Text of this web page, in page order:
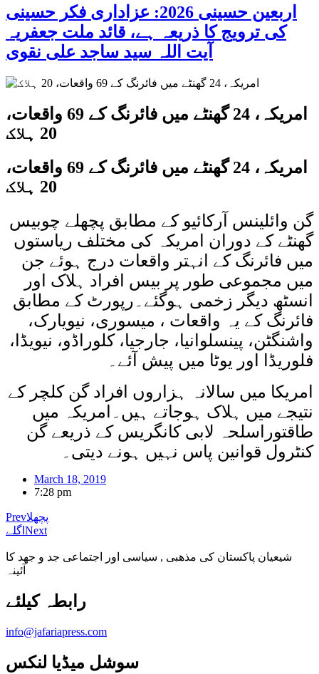
اربعین حسینی 2026: عزاداری فکر حسینی
کی ترویج کا ذریعہ ہے، قائد ملت جعفریہ
آیت اللہ سید ساجد علی نقوی
امریکہ، 24 گھنٹے میں فائرنگ کے 69 واقعات،
20 ہلاک
امریکہ، 24 گھنٹے میں فائرنگ کے 69 واقعات،
20 ہلاک
گن وائلینس آرکائیو کے مطابق پچھلے چوبیس
گھنٹے کے دوران امریکہ کی مختلف ریاستوں
میں فائرنگ کے انہتر واقعات درج ہوئے جن
میں مجموعی طور پر بیس افراد ہلاک اور
انسٹھ دیگر زخمی ہوگئے۔رپورٹ کے مطابق
فائرنگ کے یہ واقعات ، میسوری، نیویارک،
واشنگٹن، پینسلوانیا، جارجیا، کلوراڈو، نیویڈا،
فلوریڈا اور یوٹا میں پیش آئے۔
امریکا میں سالانہ ہزاروں افراد گن کلچر کے
نتیجے میں ہلاک ہوجاتے ہیں۔امریکہ میں
طاقتوراسلحہ لابی کانگریس کے ذریعے گن
کنٹرول قوانین پاس نہیں ہونے دیتی۔
March 18, 2019
7:28 pm
Prevپچھلا
اگلے Next
شیعیان پاکستان کی مذهبی , سیاسی اور اجتماعی جد و جهد کا
آئینہ
info@jafariapress.com​
سوشل میڈیا لنکس